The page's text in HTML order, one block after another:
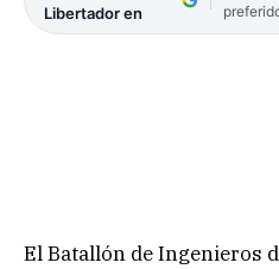
Libertador en
El Batallón de Ingenieros